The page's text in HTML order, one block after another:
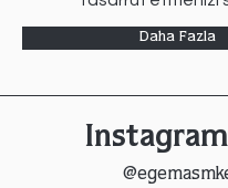
Daha Fazla